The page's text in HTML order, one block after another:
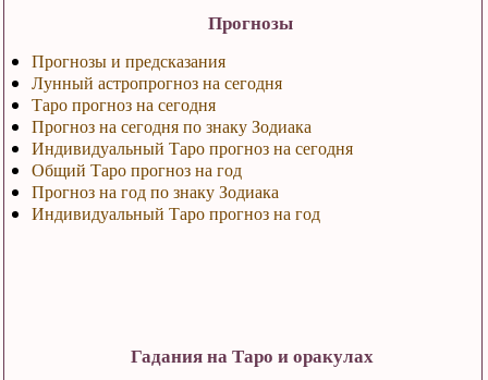
Прогнозы
Прогнозы и предсказания
Лунный астропрогноз на сегодня
Таро прогноз на сегодня
Прогноз на сегодня по знаку Зодиака
Индивидуальный Таро прогноз на сегодня
Общий Таро прогноз на год
Прогноз на год по знаку Зодиака
Индивидуальный Таро прогноз на год
Гадания на Таро и оракулах